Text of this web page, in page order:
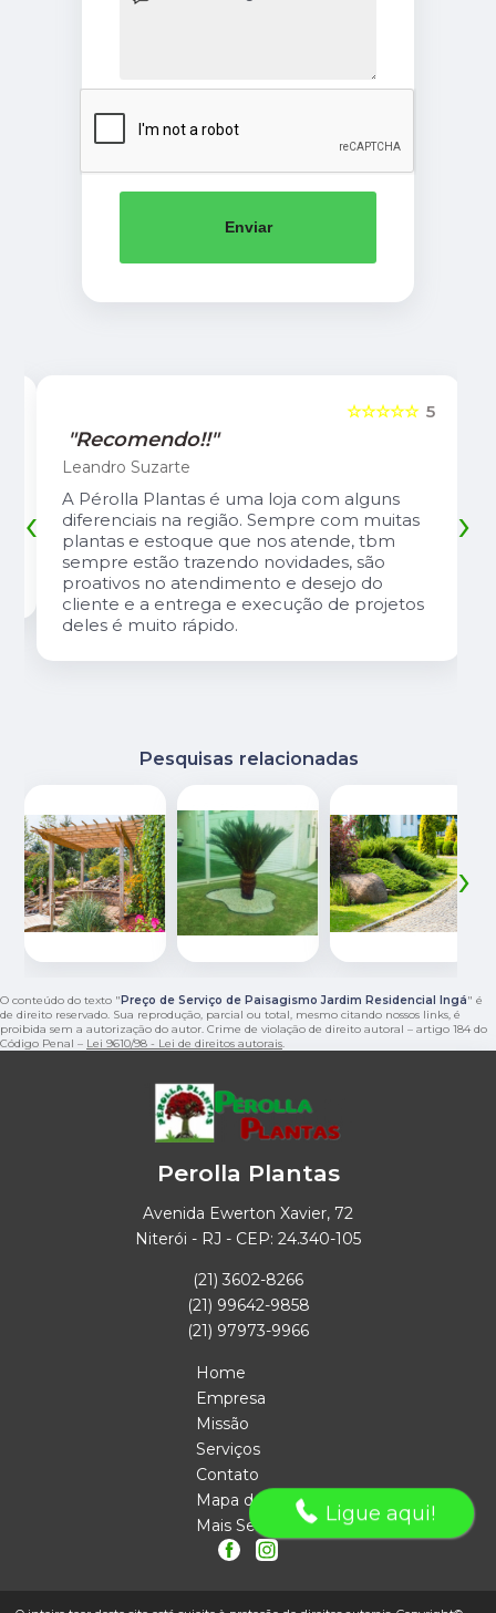
Enviar
5
☆☆☆☆☆
"Recomendo!!"
Leandro Suzarte
A Pérolla Plantas é uma loja com alguns
diferenciais na região. Sempre com muitas
plantas e estoque que nos atende, tbm
sempre estão trazendo novidades, são
proativos no atendimento e desejo do
cliente e a entrega e execução de projetos
deles é muito rápido.
‹ ›
Pesquisas relacionadas
‹ ›
O conteúdo do texto " Preço de Serviço de Paisagismo Jardim Residencial Ingá" é
de direito reservado. Sua reprodução, parcial ou total, mesmo citando nossos links, é
proibida sem a autorização do autor. Crime de violação de direito autoral – artigo 184 do
Código Penal – Lei 9610/98 - Lei de direitos autorais.
Perolla Plantas
Avenida Ewerton Xavier, 72
Niterói - RJ - CEP: 24.340-105
(21) 3602-8266
(21) 99642-9858
(21) 97973-9966
Home
Empresa
Missão
Serviços
Contato
Mapa do site
Mais Serviços
Ligue aqui!